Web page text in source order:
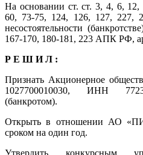
На основании ст. ст. 3, 4, 6,
60, 73-75, 124, 126, 127, 227,
несостоятельности
167-170, 180-181, 223 АПК РФ,
Р Е Ш И Л :
Признать Акционерное
1027700010030, ИНН
(банкротом).
Открыть в отношении АО
сроком на один год.
Утвердить конкурсным